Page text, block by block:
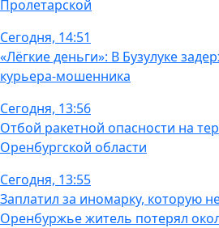
Пролетарской
Сегодня, 14:51
«Лёгкие деньги»: В Бузулуке
курьера-мошенника
Сегодня, 13:56
Отбой ракетной опасности на
Оренбургской области
Сегодня, 13:55
Заплатил за иномарку, которую
Оренбуржье житель потерял